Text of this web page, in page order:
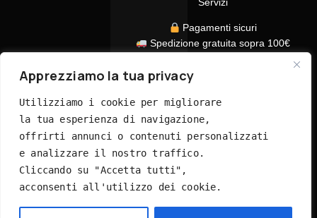
Apprezziamo la tua privacy
Utilizziamo i cookie per migliorare
la tua esperienza di navigazione,
offrirti annunci o contenuti personalizzati
e analizzare il nostro traffico.
Cliccando su "Accetta tutti",
acconsenti all'utilizzo dei cookie.
Pagamenti sicuri
Spedizione gratuita sopra 100€
Assistenza clienti dedicata
© 2026 GadgetEventi365.it - Tutti i diritti riservati
Hai bisogno di aiuto?